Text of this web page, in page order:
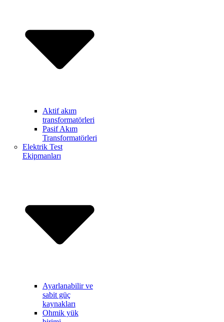
Aktif akım
transformatörleri
Pasif Akım
Transformatörleri
Elektrik Test
Ekipmanları
Ayarlanabilir ve
sabit güç
kaynakları
Ohmik yük